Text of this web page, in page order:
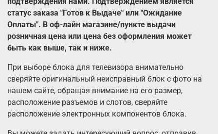
статус заказа "Готов к Выдаче" или "Ожидание
Оплаты". В оф-лайн магазине/пункте выдачи
розничная цена или цена без оформления может
быть как выше, так и ниже.
При выборе блока для телевизора внимательно
сверяйте оригинальный неисправный блок с фото на
нашем сайте, обращая внимание на его размер,
расположение разъемов и слотов, сверяйте
расположение электронных компонентов блока.